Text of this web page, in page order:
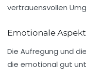
vertrauensvollen
Emotionale
Die Aufregung und
die emotional gut